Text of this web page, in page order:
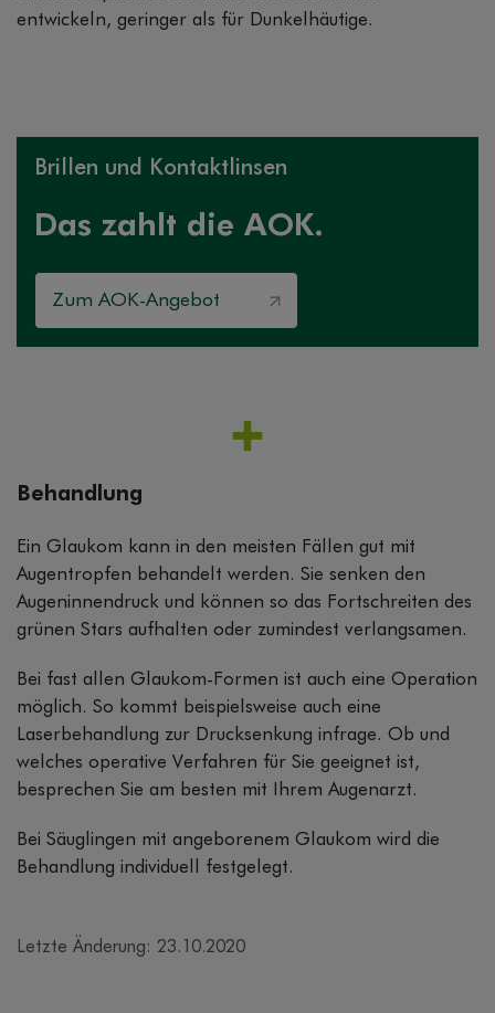
entwickeln, geringer als für Dunkelhäutige.
Brillen und Kontaktlinsen
Das zahlt die AOK.
Zum AOK-Angebot
Behandlung
Ein Glaukom kann in den meisten Fällen gut mit
Augentropfen behandelt werden. Sie senken den
Augeninnendruck und können so das Fortschreiten des
grünen Stars aufhalten oder zumindest verlangsamen.
Bei fast allen Glaukom-Formen ist auch eine Operation
möglich. So kommt beispielsweise auch eine
Laserbehandlung zur Drucksenkung infrage. Ob und
welches operative Verfahren für Sie geeignet ist,
besprechen Sie am besten mit Ihrem Augenarzt.
Bei Säuglingen mit angeborenem Glaukom wird die
Behandlung individuell festgelegt.
Letzte Änderung: 23.10.2020